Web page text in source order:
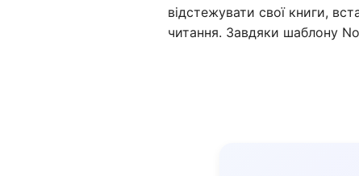
відстежувати свої книги,
читання. Завдяки шаблону